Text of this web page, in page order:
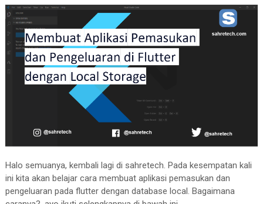
Halo semuanya, kembali lagi di sahretech. Pada kesempatan kali
ini kita akan belajar cara membuat aplikasi pemasukan dan
pengeluaran pada flutter dengan database local. Bagaimana